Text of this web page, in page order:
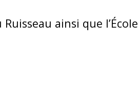
ainsi que l’École